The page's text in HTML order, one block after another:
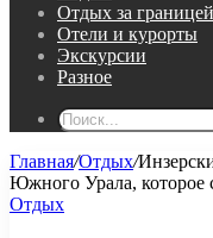
Отдых за границей
Отели и курорты
Экскурсии
Разное
Главная/Отдых/
Южного Урала, которое
Отдых